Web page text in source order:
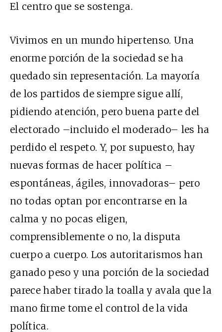
El centro que se sostenga.
Vivimos en un mundo hipertenso. Una
enorme porción de la sociedad se ha
quedado sin representación. La mayoría
de los partidos de siempre sigue allí,
pidiendo atención, pero buena parte del
electorado –incluido el moderado– les ha
perdido el respeto. Y, por supuesto, hay
nuevas formas de hacer política –
espontáneas, ágiles, innovadoras– pero
no todas optan por encontrarse en la
calma y no pocas eligen,
comprensiblemente o no, la disputa
cuerpo a cuerpo. Los autoritarismos han
ganado peso y una porción de la sociedad
parece haber tirado la toalla y avala que la
mano firme tome el control de la vida
política.